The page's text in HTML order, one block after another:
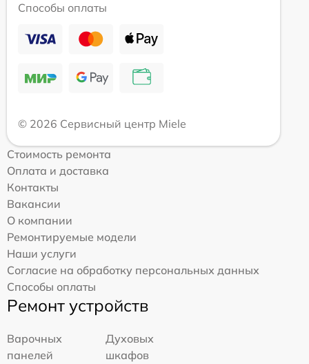
Способы оплаты
© 2026 Сервисный центр Miele
Стоимость ремонта
Оплата и доставка
Контакты
Вакансии
О компании
Ремонтируемые модели
Наши услуги
Согласие на обработку персональных данных
Способы оплаты
Ремонт устройств
Варочных
панелей
Духовых
шкафов